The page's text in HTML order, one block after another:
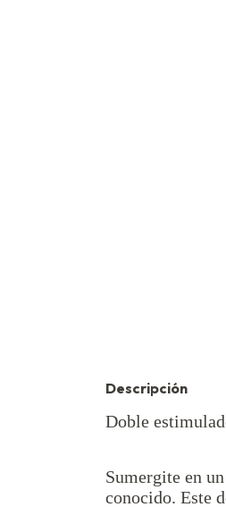
Descripción
Doble
Sumergite en
conocido. Este